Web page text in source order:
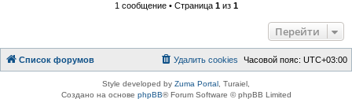
1 сообщение • Страница 1из 1
Перейти
Список форумов Часовой пояс: UTC+03:00
Удалить cookies
Style developed by Zuma Portal , Turaiel,
Создано на основе phpBB® Forum Software © phpBB Limited